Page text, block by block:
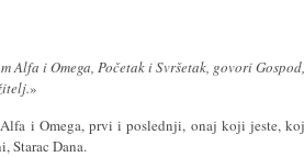
Alfa i Omega, Početak i Svršetak, govori
»
i Omega, prvi i poslednji, onaj koji jeste,
Starac Dana.